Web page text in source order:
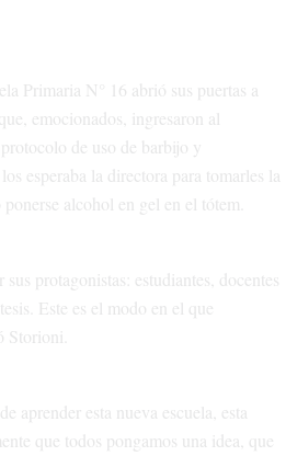
Primaria N° 16 abrió sus puertas a
emocionados, ingresaron al
de uso de barbijo y
esperaba la directora para tomarles la
alcohol en gel en el tótem.
protagonistas: estudiantes, docentes
Este es el modo en el que
aprender esta nueva escuela, esta
que todos pongamos una idea, que